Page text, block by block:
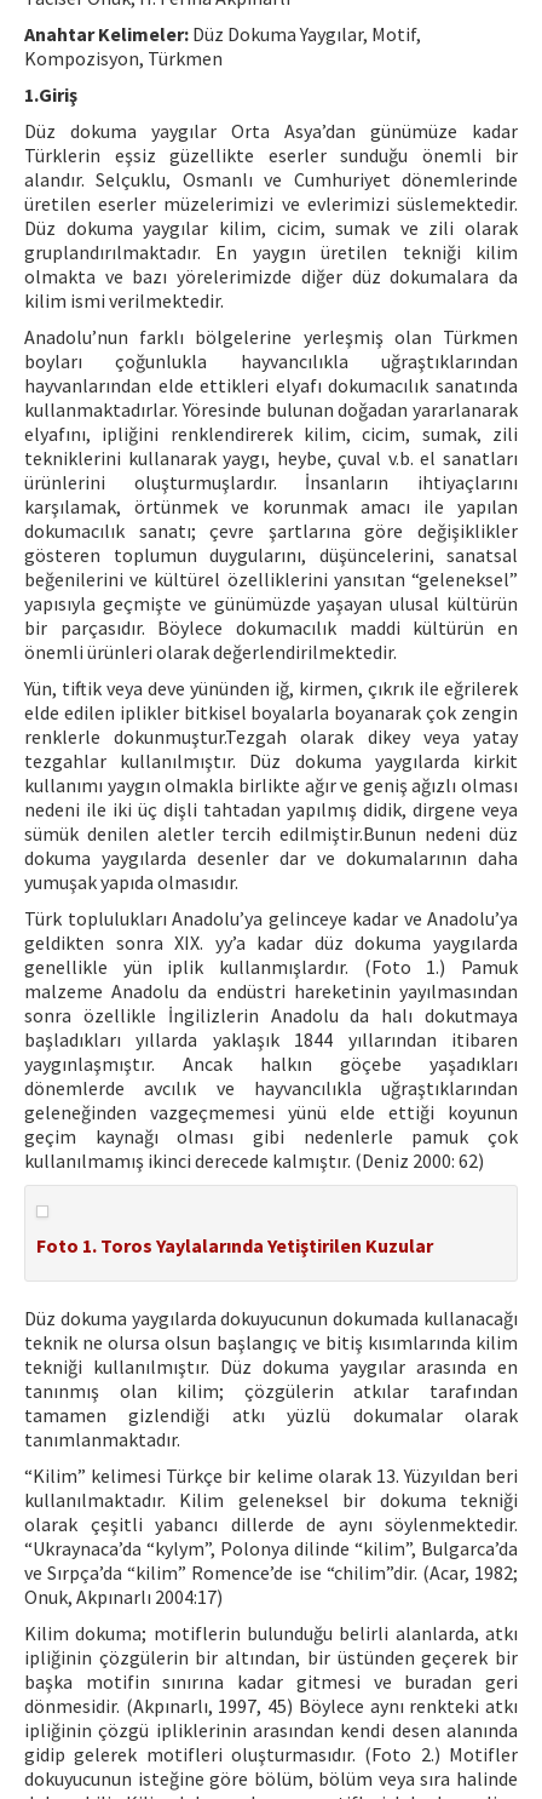
Yayın Politikaları
Anahtar Kelimeler: Düz Dokuma Yaygılar, Motif,
Kompozisyon, Türkmen
1.Giriş
Düz dokuma yaygılar Orta Asya’dan günümüze kadar
Türklerin eşsiz güzellikte eserler sunduğu önemli bir
alandır. Selçuklu, Osmanlı ve Cumhuriyet dönemlerinde
üretilen eserler müzelerimizi ve evlerimizi süslemektedir.
Düz dokuma yaygılar kilim, cicim, sumak ve zili olarak
gruplandırılmaktadır. En yaygın üretilen tekniği kilim
olmakta ve bazı yörelerimizde diğer düz dokumalara da
kilim ismi verilmektedir.
Anadolu’nun farklı bölgelerine yerleşmiş olan Türkmen
boyları çoğunlukla hayvancılıkla uğraştıklarından
hayvanlarından elde ettikleri elyafı dokumacılık sanatında
kullanmaktadırlar. Yöresinde bulunan doğadan yararlanarak
elyafını, ipliğini renklendirerek kilim, cicim, sumak, zili
tekniklerini kullanarak yaygı, heybe, çuval v.b. el sanatları
ürünlerini oluşturmuşlardır. İnsanların ihtiyaçlarını
karşılamak, örtünmek ve korunmak amacı ile yapılan
dokumacılık sanatı; çevre şartlarına göre değişiklikler
gösteren toplumun duygularını, düşüncelerini, sanatsal
beğenilerini ve kültürel özelliklerini yansıtan “geleneksel”
yapısıyla geçmişte ve günümüzde yaşayan ulusal kültürün
bir parçasıdır. Böylece dokumacılık maddi kültürün en
önemli ürünleri olarak değerlendirilmektedir.
Yün, tiftik veya deve yününden iğ, kirmen, çıkrık ile eğrilerek
elde edilen iplikler bitkisel boyalarla boyanarak çok zengin
renklerle dokunmuştur.Tezgah olarak dikey veya yatay
tezgahlar kullanılmıştır. Düz dokuma yaygılarda kirkit
kullanımı yaygın olmakla birlikte ağır ve geniş ağızlı olması
nedeni ile iki üç dişli tahtadan yapılmış didik, dirgene veya
sümük denilen aletler tercih edilmiştir.Bunun nedeni düz
dokuma yaygılarda desenler dar ve dokumalarının daha
yumuşak yapıda olmasıdır.
Türk toplulukları Anadolu’ya gelinceye kadar ve Anadolu’ya
geldikten sonra XIX. yy’a kadar düz dokuma yaygılarda
genellikle yün iplik kullanmışlardır. (Foto 1.) Pamuk
malzeme Anadolu da endüstri hareketinin yayılmasından
sonra özellikle İngilizlerin Anadolu da halı dokutmaya
başladıkları yıllarda yaklaşık 1844 yıllarından itibaren
yaygınlaşmıştır. Ancak halkın göçebe yaşadıkları
dönemlerde avcılık ve hayvancılıkla uğraştıklarından
geleneğinden vazgeçmemesi yünü elde ettiği koyunun
geçim kaynağı olması gibi nedenlerle pamuk çok
kullanılmamış ikinci derecede kalmıştır. (Deniz 2000: 62)
Foto 1. Toros Yaylalarında Yetiştirilen Kuzular
Düz dokuma yaygılarda dokuyucunun dokumada kullanacağı
teknik ne olursa olsun başlangıç ve bitiş kısımlarında kilim
tekniği kullanılmıştır. Düz dokuma yaygılar arasında en
tanınmış olan kilim; çözgülerin atkılar tarafından
tamamen gizlendiği atkı yüzlü dokumalar olarak
tanımlanmaktadır.
“Kilim” kelimesi Türkçe bir kelime olarak 13. Yüzyıldan beri
kullanılmaktadır. Kilim geleneksel bir dokuma tekniği
olarak çeşitli yabancı dillerde de aynı söylenmektedir.
“Ukraynaca’da “kylym”, Polonya dilinde “kilim”, Bulgarca’da
ve Sırpça’da “kilim” Romence’de ise “chilim”dir. (Acar, 1982;
Onuk, Akpınarlı 2004:17)
Kilim dokuma; motiflerin bulunduğu belirli alanlarda, atkı
ipliğinin çözgülerin bir altından, bir üstünden geçerek bir
başka motifin sınırına kadar gitmesi ve buradan geri
dönmesidir. (Akpınarlı, 1997, 45) Böylece aynı renkteki atkı
ipliğinin çözgü ipliklerinin arasından kendi desen alanında
gidip gelerek motifleri oluşturmasıdır. (Foto 2.) Motifler
dokuyucunun isteğine göre bölüm, bölüm veya sıra halinde